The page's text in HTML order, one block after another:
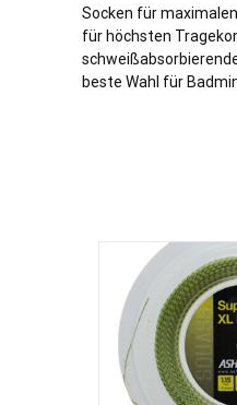
Socken für
für höchsten
beste Wahl für